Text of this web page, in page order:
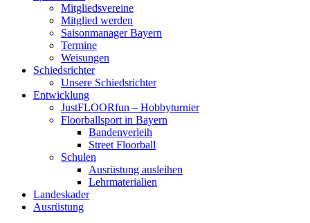
Mitgliedsvereine
Mitglied werden
Saisonmanager Bayern
Termine
Weisungen
Schiedsrichter
Unsere Schiedsrichter
Entwicklung
JustFLOORfun – Hobbyturnier
Floorballsport in Bayern
Bandenverleih
Street Floorball
Schulen
Ausrüstung ausleihen
Lehrmaterialien
Landeskader
Ausrüstung